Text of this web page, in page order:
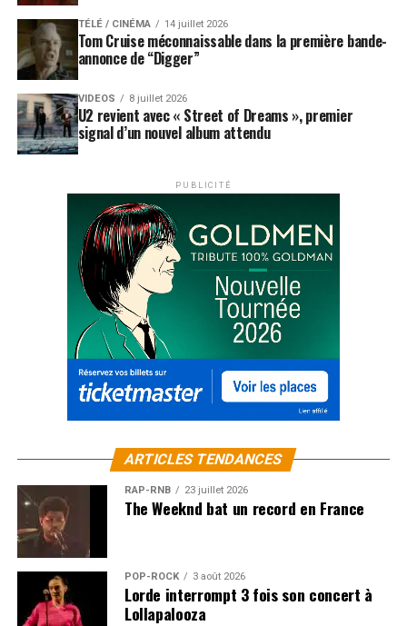
TÉLÉ / CINÉMA 14 juillet 2026
Tom Cruise méconnaissable dans la première bande-
annonce de “Digger”
VIDEOS 8 juillet 2026
U2 revient avec « Street of Dreams », premier
signal d’un nouvel album attendu
PUBLICITÉ
ARTICLES TENDANCES
RAP-RNB 23 juillet 2026
The Weeknd bat un record en France
POP-ROCK 3 août 2026
Lorde interrompt 3 fois son concert à
Lollapalooza